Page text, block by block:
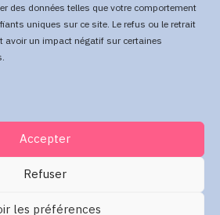
des données telles que votre comportement
uniques sur ce site. Le refus ou le retrait
avoir un impact négatif sur certaines
Accepter
Refuser
les préférences
Visitors to a Clear
Bottom of the
Here Now